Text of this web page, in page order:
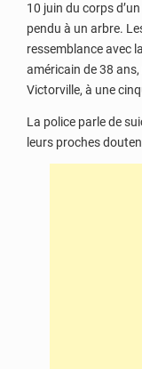
10 juin du corps
pendu à un arbre.
ressemblance avec
américain de 38
Victorville, à une
La police parle de
leurs proches